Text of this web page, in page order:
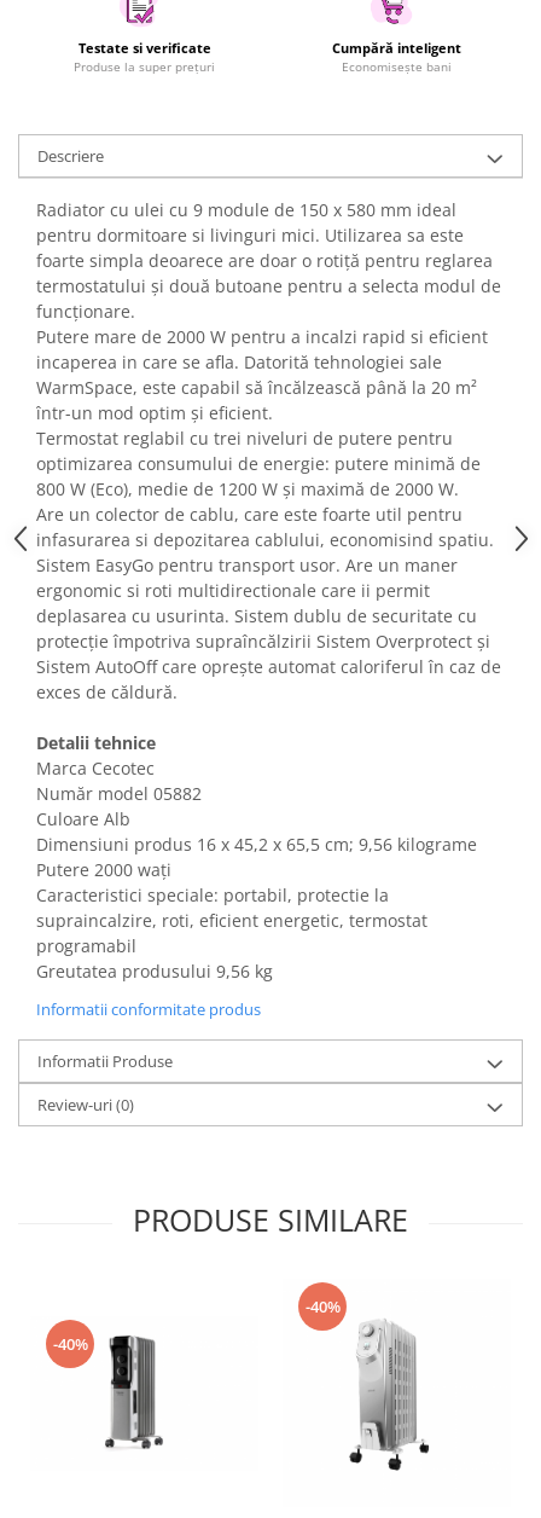
Electrocasnice & Climatizare
Accesorii si piese masini spalat
rufe si uscatoare
vase
Aparate Frigorifice
Aparate Racire Aer
Aragaze si cuptoare cu microunde
Climatizare & sisteme de incalzire
Electrocasnice pentru Bucatarie
Fiare de calcat si masini de cusut
Ingrijire Locuinta
Purificatoare de aer
Fashion
Bijuterii
Ceasuri barbatesti
Ceasuri dama
Cutii, curele si accesorii ceasuri
Genti si accesorii barbati
Genti si accesorii femei
Imbracaminte barbati
Imbracaminte femei
Incaltaminte barbati
Incaltaminte femei
Ochelari de soare
Ochelari de vedere
Gaming, Carti & Birotica
Birotica & Papetarie
Console, Jocuri & Accesorii
Ingrijire personala & Cosmetice
Accesorii aparate de ras electrice
Accesorii aparate hair styling
Aparate & Accesorii ingrijire
personala
Aparate cosmetice
Cosmetice si produse ingrijire
Camera copilului
Hrana bebelusi
Igiena si ingrijire
Jucarii si Jocuri
Testate si verificate
Produse la super prețuri
Cumpără inteligent
Economisește bani
Descriere
Radiator cu ulei cu 9 module de 150 x 580 mm ideal
pentru dormitoare si livinguri mici. Utilizarea sa este
foarte simpla deoarece are doar o rotiță pentru reglarea
termostatului și două butoane pentru a selecta modul de
funcționare.
Putere mare de 2000 W pentru a incalzi rapid si eficient
incaperea in care se afla. Datorită tehnologiei sale
WarmSpace, este capabil să încălzească până la 20 m²
într-un mod optim și eficient.
Termostat reglabil cu trei niveluri de putere pentru
optimizarea consumului de energie: putere minimă de
800 W (Eco), medie de 1200 W și maximă de 2000 W.
Are un colector de cablu, care este foarte util pentru
infasurarea si depozitarea cablului, economisind spatiu.
Sistem EasyGo pentru transport usor. Are un maner
ergonomic si roti multidirectionale care ii permit
deplasarea cu usurinta. Sistem dublu de securitate cu
protecție împotriva supraîncălzirii Sistem Overprotect și
Sistem AutoOff care oprește automat caloriferul în caz de
exces de căldură.
Detalii tehnice
Marca Cecotec
Număr model 05882
Culoare Alb
Dimensiuni produs ‎16 x 45,2 x 65,5 cm; 9,56 kilograme
Putere 2000 wați
Caracteristici speciale: portabil, protectie la
supraincalzire, roti, eficient energetic, termostat
programabil
Greutatea produsului 9,56 kg
Informatii conformitate produs
Informatii Produse
Review-uri(0)
PRODUSE SIMILARE
-40%
-40%